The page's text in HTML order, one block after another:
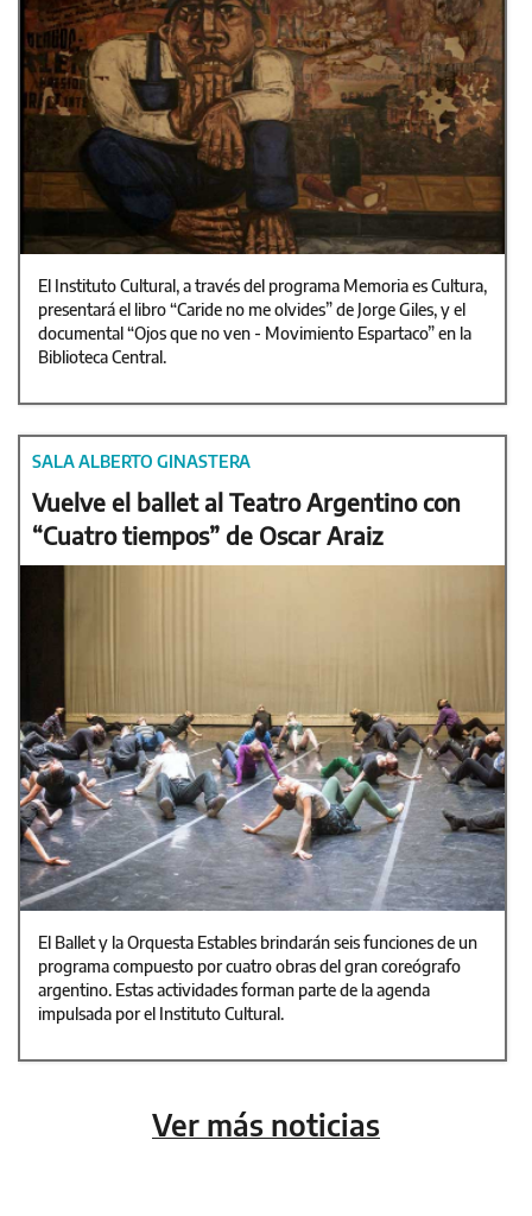
El Instituto Cultural, a través del programa Memoria es Cultura,
presentará el libro “Caride no me olvides” de Jorge Giles, y el
documental “Ojos que no ven - Movimiento Espartaco” en la
Biblioteca Central.
SALA ALBERTO GINASTERA
Vuelve el ballet al Teatro Argentino con
“Cuatro tiempos” de Oscar Araiz
El Ballet y la Orquesta Estables brindarán seis funciones de un
programa compuesto por cuatro obras del gran coreógrafo
argentino. Estas actividades forman parte de la agenda
impulsada por el Instituto Cultural.
Ver más noticias